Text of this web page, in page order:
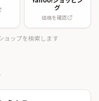
グ
価格を確認
ョップを検索します